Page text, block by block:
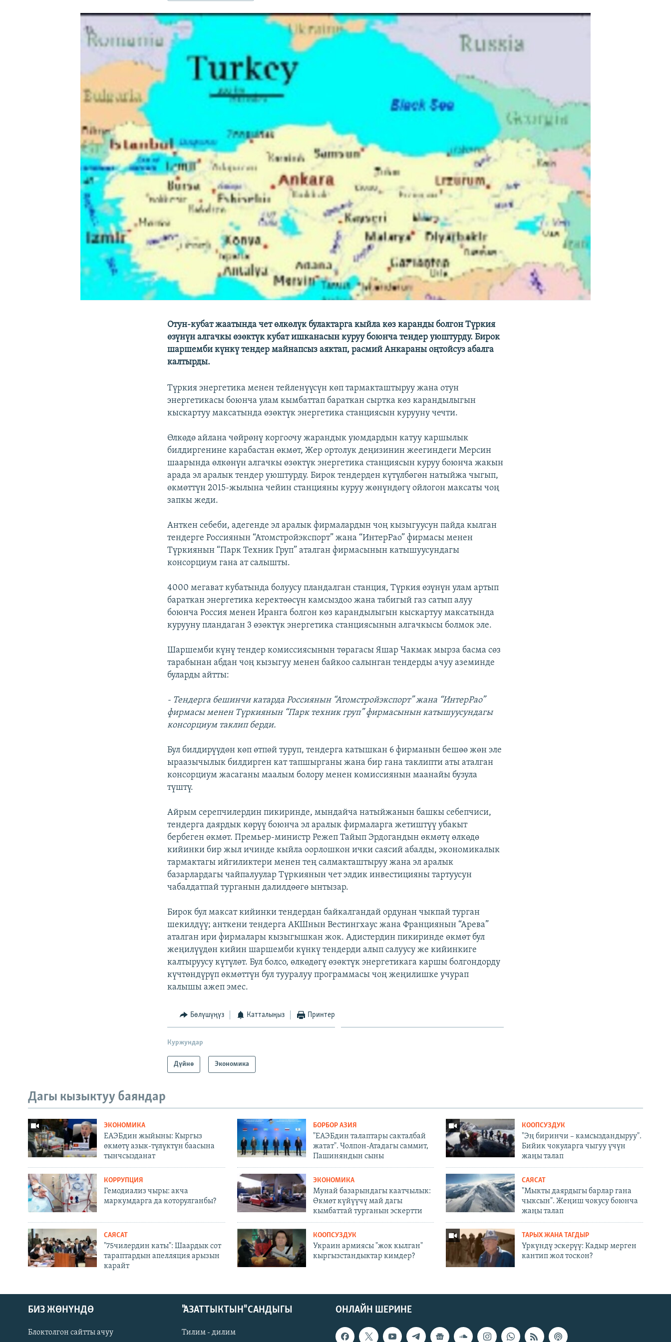
Отун-кубат жаатында чет өлкөлүк булактарга кыйла көз каранды болгон Түркия
өзүнүн алгачкы өзөктүк кубат ишканасын куруу боюнча тендер уюштурду. Бирок
шаршемби күнкү тендер майнапсыз аяктап, расмий Анкараны оңтойсуз абалга
калтырды.
Түркия энергетика менен тейленүүсүн көп тармакташтыруу жана отун
энергетикасы боюнча улам кымбаттап бараткан сыртка көз карандылыгын
кыскартуу максатында өзөктүк энергетика станциясын курууну чечти.
Өлкөдө айлана чөйрөнү коргоочу жарандык уюмдардын катуу каршылык
билдиргенине карабастан өкмөт, Жер ортолук деңизинин жеегиндеги Мерсин
шаарында өлкөнүн алгачкы өзөктүк энергетика станциясын куруу боюнча жакын
арада эл аралык тендер уюштурду. Бирок тендерден күтүлбөгөн натыйжа чыгып,
өкмөттүн 2015-жылына чейин станцияны куруу жөнүндөгү ойлогон максаты чоң
запкы жеди.
Анткен себеби, адегенде эл аралык фирмалардын чоң кызыгуусун пайда кылган
тендерге Россиянын “Атомстройэкспорт” жана “ИнтерРао” фирмасы менен
Түркиянын “Парк Техник Груп” аталган фирмасынын катышуусундагы
консорциум гана ат салышты.
4000 мегават кубатында болуусу пландалган станция, Түркия өзүнүн улам артып
бараткан энергетика керектөөсүн камсыздоо жана табигый газ сатып алуу
боюнча Россия менен Иранга болгон көз карандылыгын кыскартуу максатында
курууну пландаган 3 өзөктүк энергетика станциясынын алгачкысы болмок эле.
Шаршемби күнү тендер комиссиясынын төрагасы Яшар Чакмак мырза басма сөз
тарабынан абдан чоң кызыгуу менен байкоо салынган тендерды ачуу аземинде
буларды айтты:
- Тендерга бешинчи катарда Россиянын “Атомстройэкспорт” жана “ИнтерРао”
фирмасы менен Түркиянын “Парк техник груп” фирмасынын катышуусундагы
консорциум таклип берди.
Бул билдирүүдөн көп өтпөй туруп, тендерга катышкан 6 фирманын бешөө жөн эле
ыраазычылык билдирген кат тапшырганы жана бир гана таклипти аты аталган
консорциум жасаганы маалым болору менен комиссиянын маанайы бузула
түштү.
Айрым серепчилердин пикиринде, мындайча натыйжанын башкы себепчиси,
тендерга даярдык көрүү боюнча эл аралык фирмаларга жетиштүү убакыт
бербеген өкмөт. Премьер-министр Режеп Тайып Эрдогандын өкмөтү өлкөдө
кийинки бир жыл ичинде кыйла оорлошкон ички саясий абалды, экономикалык
тармактагы ийгиликтери менен тең салмакташтыруу жана эл аралык
базарлардагы чайпалуулар Түркиянын чет элдик инвестицияны тартуусун
чабалдатпай турганын далилдөөгө ынтызар.
Бирок бул максат кийинки тендердан байкалгандай ордунан чыкпай турган
шекилдүү; анткени тендерга АКШнын Вестингхаус жана Франциянын “Арева”
аталган ири фирмалары кызыгышкан жок. Адистердин пикиринде өкмөт бул
жеңилүүдөн кийин шаршемби күнкү тендерди алып салуусу же кийинкиге
калтыруусу күтүлөт. Бул болсо, өлкөдөгү өзөктүк энергетикага каршы болгондорду
күчтөндүрүп өкмөттүн бул тууралуу программасы чоң жеңилишке учурап
калышы ажеп эмес.
Бөлүшүңүз Катталыңыз Принтер
Куржундар
Дүйнө Экономика
Дагы кызыктуу баяндар
ЭКОНОМИКА
ЕАЭБдин жыйыны: Кыргыз
өкмөтү азык-түлүктүн баасына
тынчсызданат
БОРБОР АЗИЯ
"ЕАЭБдин талаптары сакталбай
жатат". Чолпон-Атадагы саммит,
Пашиняндын сыны
КООПСУЗДУК
"Эң биринчи – камсыздандыруу".
Бийик чокуларга чыгуу үчүн
жаңы талап
КОРРУПЦИЯ
Гемодиализ чыры: акча
маркумдарга да которулганбы?
ЭКОНОМИКА
Мунай базарындагы каатчылык:
Өкмөт күйүүчү май дагы
кымбаттай турганын эскертти
САЯСАТ
"Мыкты даярдыгы барлар гана
чыксын". Жеңиш чокусу боюнча
жаңы талап
САЯСАТ
"75чилердин каты": Шаардык сот
тараптардын апелляция арызын
карайт
КООПСУЗДУК
Украин армиясы "жок кылган"
кыргызстандыктар кимдер?
ТАРЫХ ЖАНА ТАГДЫР
Үркүндү эскерүү: Кадыр мерген
кантип жол тоскон?
ОНЛАЙН ШЕРИНЕ
БИЗ ЖӨНҮНДӨ
Блоктолгон сайтты ачуу
"АЗАТТЫКТЫН" САНДЫГЫ
Тилим - дилим